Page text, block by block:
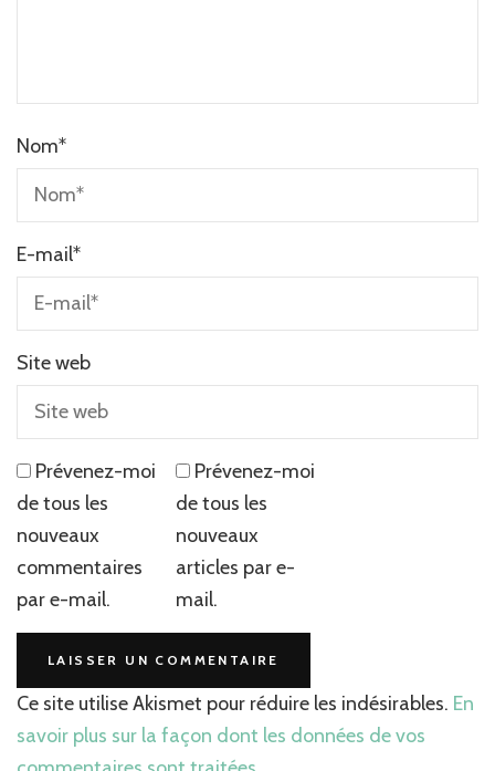
Nom*
E-mail*
Site web
Prévenez-moi
de tous les
nouveaux
commentaires
par e-mail.
Prévenez-moi
de tous les
nouveaux
articles par e-
mail.
Ce site utilise Akismet pour réduire les indésirables. En
savoir plus sur la façon dont les données de vos